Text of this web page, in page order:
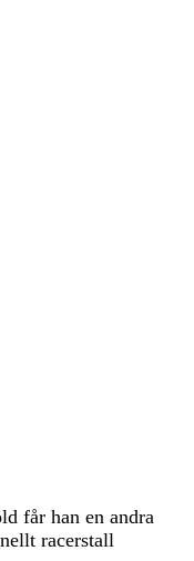
får han en andra
racerstall